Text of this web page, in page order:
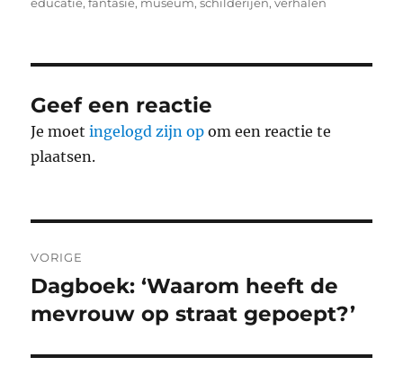
educatie,fantasie, museum,schilderijen,verhalen
Geef een reactie
Je moetingelogd zijn op om een reactie te
plaatsen.
navigatie
VORIGE
Vorig
bericht:
Dagboek: ‘Waarom heeft de
mevrouw op straat gepoept?’